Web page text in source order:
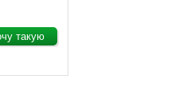
такую